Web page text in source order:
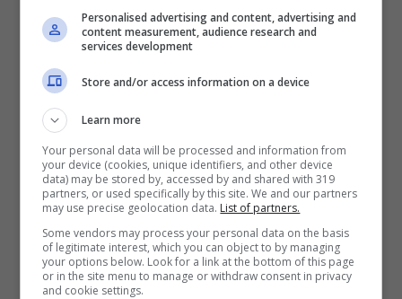
Mercatini natalizi 2025: i più imperdibili in Italia al Nord –
viagginews.com
tradizione e modernità, con bancarelle che
propongono prodotti artigianali, idee
regalo e dolci tipici. Anche Asiago,
sull’altopiano, è una meta ideale per chi
ama l’atmosfera montana senza
allontanarsi troppo dalle grandi città.
Personalised advertising and content, advertising and
content measurement, audience research and
services development
Store and/or access information on a device
Learn more
Your personal data will be processed and information from
your device (cookies, unique identifiers, and other device
data) may be stored by, accessed by and shared with 319
partners, or used specifically by this site. We and our partners
may use precise geolocation data. List of partners.
Some vendors may process your personal data on the basis
of legitimate interest, which you can object to by managing
your options below. Look for a link at the bottom of this page
or in the site menu to manage or withdraw consent in privacy
and cookie settings.